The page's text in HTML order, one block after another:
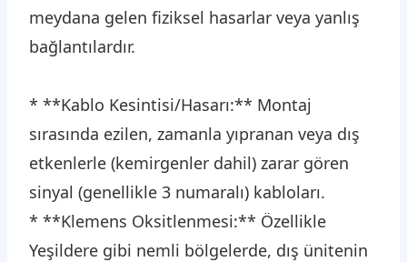
meydana gelen fiziksel hasarlar veya yanlış
bağlantılardır.
* **Kablo Kesintisi/Hasarı:** Montaj
sırasında ezilen, zamanla yıpranan veya dış
etkenlerle (kemirgenler dahil) zarar gören
sinyal (genellikle 3 numaralı) kabloları.
* **Klemens Oksitlenmesi:** Özellikle
Yeşildere gibi nemli bölgelerde, dış ünitenin